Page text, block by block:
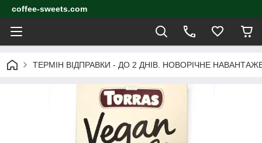
coffee-sweets.com
ТЕРМІН ВІДПРАВКИ - ДО 2 ДНІВ. НОВОРІЧНЕ